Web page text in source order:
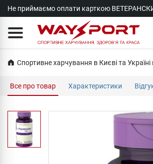
Не приймаємо оплати карткою
Спортивне харчування в Києві та Україні
Все про товар Характеристики